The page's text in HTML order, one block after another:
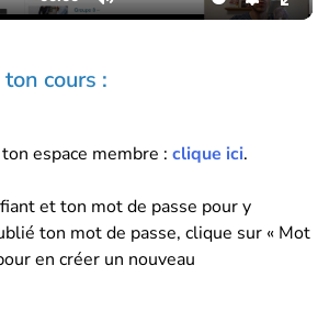
cours :
espace membre : clique ici.
et ton mot de passe pour y
ton mot de passe, clique sur « Mot
en créer un nouveau